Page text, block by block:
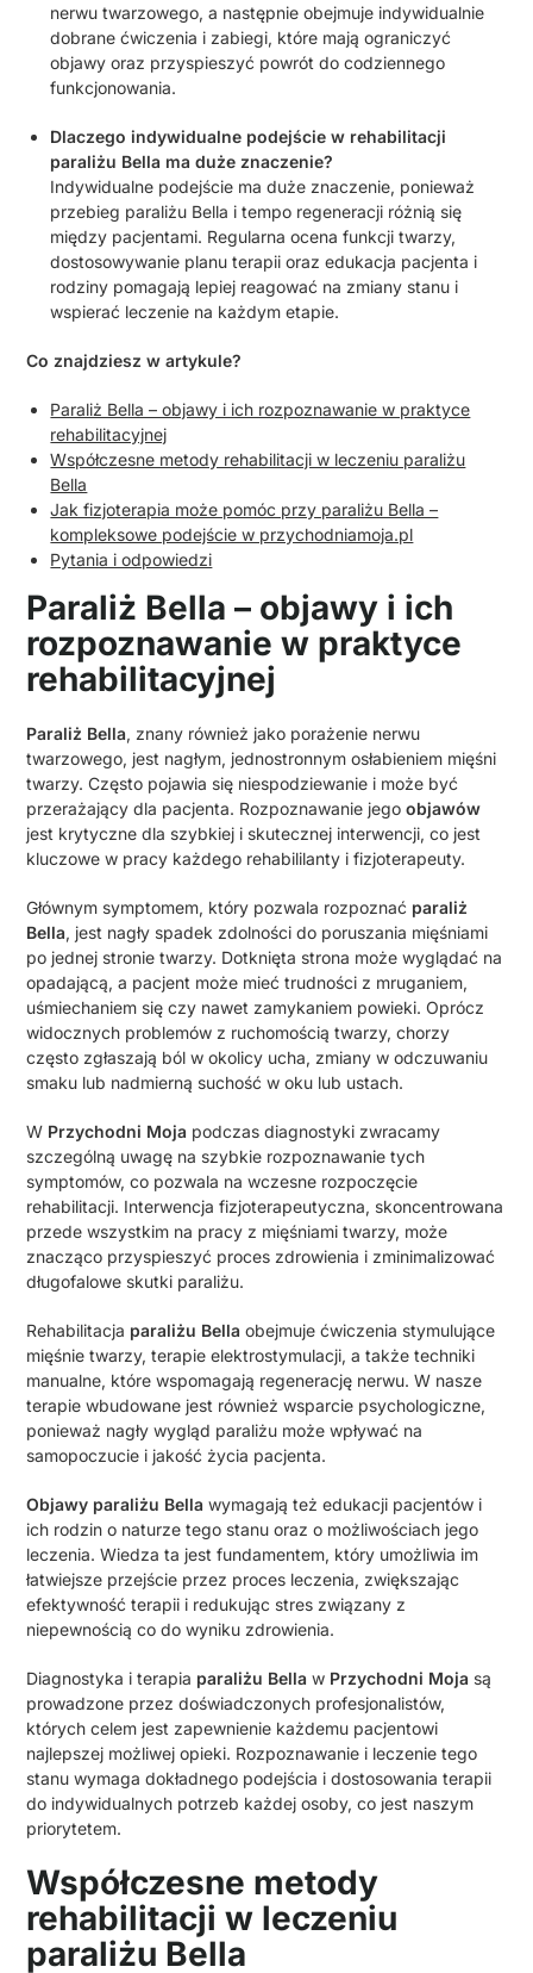
nerwu twarzowego, a następnie obejmuje indywidualnie
dobrane ćwiczenia i zabiegi, które mają ograniczyć
objawy oraz przyspieszyć powrót do codziennego
funkcjonowania.
Dlaczego indywidualne podejście w rehabilitacji
paraliżu Bella ma duże znaczenie?
Indywidualne podejście ma duże znaczenie, ponieważ
przebieg paraliżu Bella i tempo regeneracji różnią się
między pacjentami. Regularna ocena funkcji twarzy,
dostosowywanie planu terapii oraz edukacja pacjenta i
rodziny pomagają lepiej reagować na zmiany stanu i
wspierać leczenie na każdym etapie.
Co znajdziesz w artykule?
Paraliż Bella – objawy i ich rozpoznawanie w praktyce
rehabilitacyjnej
Współczesne metody rehabilitacji w leczeniu paraliżu
Bella
Jak fizjoterapia może pomóc przy paraliżu Bella –
kompleksowe podejście w przychodniamoja.pl
Pytania i odpowiedzi
Paraliż Bella – objawy i ich
rozpoznawanie w praktyce
rehabilitacyjnej
Paraliż Bella, znany również jako porażenie nerwu
twarzowego, jest nagłym, jednostronnym osłabieniem mięśni
twarzy. Często pojawia się niespodziewanie i może być
przerażający dla pacjenta. Rozpoznawanie jegoobjawów
jest krytyczne dla szybkiej i skutecznej interwencji, co jest
kluczowe w pracy każdego rehabililanty i fizjoterapeuty.
Głównym symptomem, który pozwala rozpoznać paraliż
Bella, jest nagły spadek zdolności do poruszania mięśniami
po jednej stronie twarzy. Dotknięta strona może wyglądać na
opadającą, a pacjent może mieć trudności z mruganiem,
uśmiechaniem się czy nawet zamykaniem powieki. Oprócz
widocznych problemów z ruchomością twarzy, chorzy
często zgłaszają ból w okolicy ucha, zmiany w odczuwaniu
smaku lub nadmierną suchość w oku lub ustach.
W Przychodni Moja podczas diagnostyki zwracamy
szczególną uwagę na szybkie rozpoznawanie tych
symptomów, co pozwala na wczesne rozpoczęcie
rehabilitacji. Interwencja fizjoterapeutyczna, skoncentrowana
przede wszystkim na pracy z mięśniami twarzy, może
znacząco przyspieszyć proces zdrowienia i zminimalizować
długofalowe skutki paraliżu.
Rehabilitacja paraliżu Bella obejmuje ćwiczenia stymulujące
mięśnie twarzy, terapie elektrostymulacji, a także techniki
manualne, które wspomagają regenerację nerwu. W nasze
terapie wbudowane jest również wsparcie psychologiczne,
ponieważ nagły wygląd paraliżu może wpływać na
samopoczucie i jakość życia pacjenta.
Objawy paraliżu Bella wymagają też edukacji pacjentów i
ich rodzin o naturze tego stanu oraz o możliwościach jego
leczenia. Wiedza ta jest fundamentem, który umożliwia im
łatwiejsze przejście przez proces leczenia, zwiększając
efektywność terapii i redukując stres związany z
niepewnością co do wyniku zdrowienia.
Diagnostyka i terapia paraliżu Bella w Przychodni Moja są
prowadzone przez doświadczonych profesjonalistów,
których celem jest zapewnienie każdemu pacjentowi
najlepszej możliwej opieki. Rozpoznawanie i leczenie tego
stanu wymaga dokładnego podejścia i dostosowania terapii
do indywidualnych potrzeb każdej osoby, co jest naszym
priorytetem.
Współczesne metody
rehabilitacji w leczeniu
paraliżu Bella